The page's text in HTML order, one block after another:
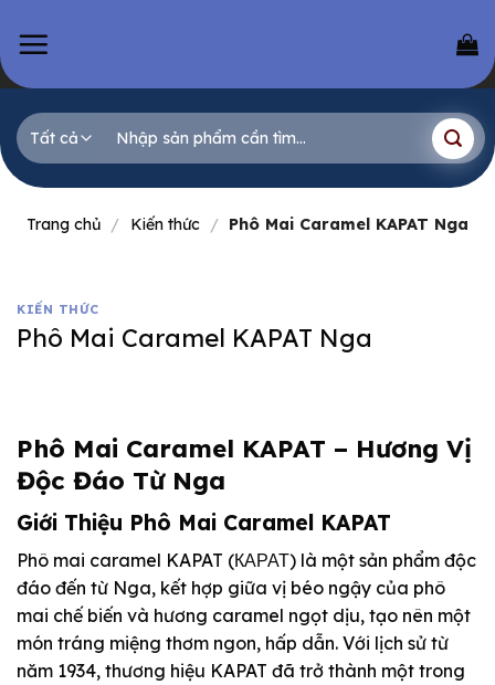
content
kiếm:
Trang chủ / Kiến thức / Phô Mai Caramel KAPAT Nga
KIẾN THỨC
Phô Mai Caramel KAPAT Nga
Phô Mai Caramel KAPAT – Hương Vị
Độc Đáo Từ Nga
Giới Thiệu Phô Mai Caramel KAPAT
Phô mai caramel KAPAT (КАРАТ) là một sản phẩm độc
đáo đến từ Nga, kết hợp giữa vị béo ngậy của phô
mai chế biến và hương caramel ngọt dịu, tạo nên một
món tráng miệng thơm ngon, hấp dẫn. Với lịch sử từ
năm 1934, thương hiệu KAPAT đã trở thành một trong